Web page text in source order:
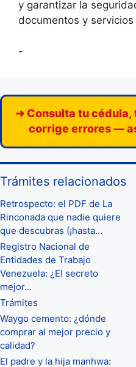
y garantizar la
documentos y
-
➜ Consulta tu
corrige errores —
Trámites relacionados
Retrospecto: el PDF de La
Rinconada que nadie quiere
que descubras (¡hasta…
Registro Nacional de
Entidades de Trabajo
Venezuela: ¿El secreto
mejor…
Trámites
Waygo cemento: ¿dónde
comprar al mejor precio y
calidad?
El padre y la hija manhwa: